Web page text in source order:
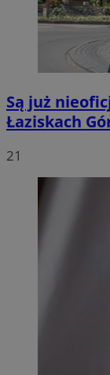
Są już
Łaziskach
21